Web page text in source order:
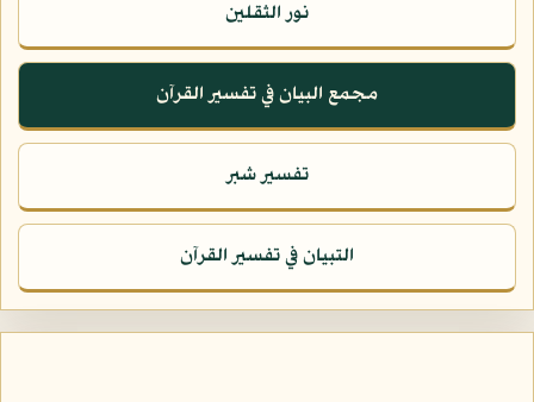
نور الثقلين
مجمع البيان في تفسير القرآن
تفسير شبر
التبيان في تفسير القرآن